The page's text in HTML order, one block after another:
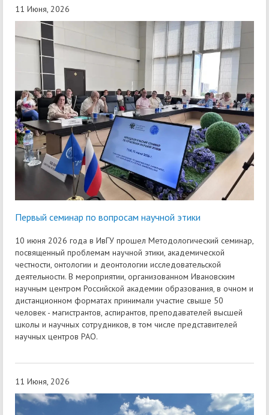
11 Июня, 2026
Первый семинар по вопросам научной этики
10 июня 2026 года в ИвГУ прошел Методологический семинар,
посвященный проблемам научной этики, академической
честности, онтологии и деонтологии исследовательской
деятельности. В мероприятии, организованном Ивановским
научным центром Российской академии образования, в очном и
дистанционном форматах принимали участие свыше 50
человек - магистрантов, аспирантов, преподавателей высшей
школы и научных сотрудников, в том числе представителей
научных центров РАО.
11 Июня, 2026